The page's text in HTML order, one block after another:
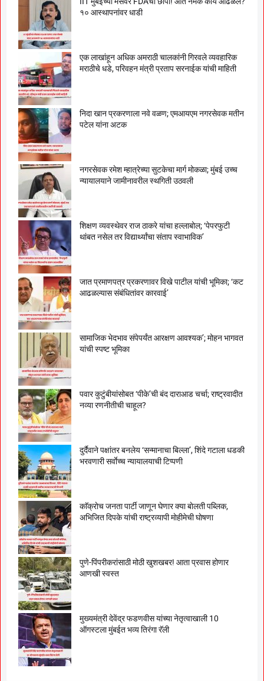
१० आस्थापनांवर धाडी
एक लाखांहून अधिक अमराठी चालकांनी गिरवले व्यवहारिक
मराठीचे धडे, परिवहन मंत्री प्रताप सरनाईक यांची माहिती
निदा खान प्रकरणाला नवे वळण; एमआयएम नगरसेवक मतीन
पटेल यांना अटक
नगरसेवक रमेश म्हात्रेच्या सुटकेचा मार्ग मोकळा; मुंबई उच्च
न्यायालयाने जामीनावरील स्थगिती उठवली
शिक्षण व्यवस्थेवर राज ठाकरे यांचा हल्लाबोल; ‘पेपरफुटी
थांबत नसेल तर विद्यार्थ्यांचा संताप स्वाभाविक’
जात प्रमाणपत्र प्रकरणावर विखे पाटील यांची भूमिका; ‘कट
आढळल्यास संबंधितांवर कारवाई’
सामाजिक भेदभाव संपेपर्यंत आरक्षण आवश्यक’; मोहन भागवत
यांची स्पष्ट भूमिका
पवार कुटुंबीयांसोबत ‘पीके’ची बंद दाराआड चर्चा; राष्ट्रवादीत
नव्या रणनीतीची चाहूल?
दुर्दैवाने पक्षांतर बनलेय ‘सन्मानाचा बिल्ला’, शिंदे गटाला धडकी
भरवणारी सर्वाेच्च न्यायालयाची टिप्पणी
काॅक्राेच जनता पार्टी जाणून घेणार क्या बाेलती पब्लिक,
अभिजित दिपके यांची राष्ट्रव्यापी माेहीमेची घाेषणा
पुणे-पिंपरीकरांसाठी मोठी खुशखबर! आता प्रवास होणार
आणखी स्वस्त
मुख्यमंत्री देवेंद्र फडणवीस यांच्या नेतृत्वाखाली 10
ऑगस्टला मुंबईत भव्य तिरंगा रॅली